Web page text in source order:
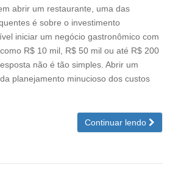
abrir um restaurante, uma das
é sobre o investimento
iniciar um negócio gastronômico com
R$ 10 mil, R$ 50 mil ou até R$ 200
não é tão simples. Abrir um
planejamento minucioso dos custos
Continuar lendo